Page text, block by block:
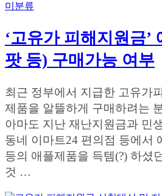
미분류
‘고유가 피해지원금’
팟 등) 구매가능 여부
최근 정부에서 지급한 고유가
제품을 알뜰하게 구매하려는
아마도 지난 재난지원금과 민
동네 이마트24 편의점 등에서
등의 애플제품을 득템(?) 하셨
것 …